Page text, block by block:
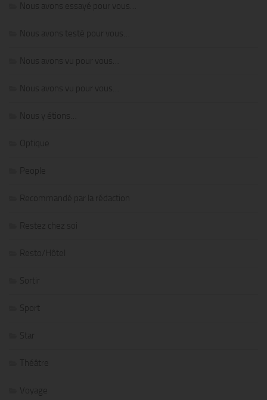
Nous avons essayé pour vous…
Nous avons testé pour vous…
Nous avons vu pour vous…
Nous avons vu pour vous…
Nous y étions…
Optique
People
Recommandé par la rédaction
Restez chez soi
Resto/Hôtel
Sortir
Sport
Star
Théâtre
Voyage